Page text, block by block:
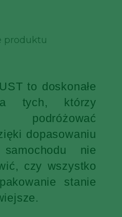
to doskonałe
tych, którzy
dopasowaniu
nie
czy wszystko
stanie